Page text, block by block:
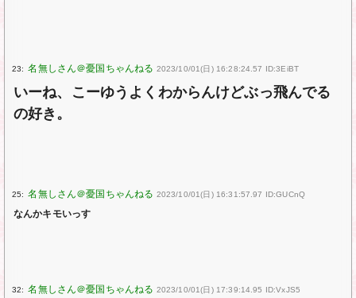
23: 2023/10/01(日) 16:28:24.57 ID:3EiBT
いーね、こーゆうよくわからんけどぶっ飛んでる
の好き。
25: 2023/10/01(日) 16:31:57.97 ID:GUCnQ
なんかキモいっす
32: 2023/10/01(日) 17:39:14.95 ID:VxJS5